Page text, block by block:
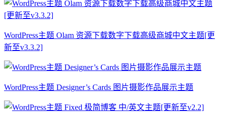
WordPress主题 Olam 资源下载数字下载高级商城中文主题[更
新至v3.3.2]
WordPress主题 Designer’s Cards 图片摄影作品展示主题